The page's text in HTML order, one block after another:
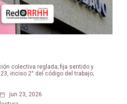
colectiva reglada; fija sentido y
inciso 2° del código del trabajo;
jun 23, 2026